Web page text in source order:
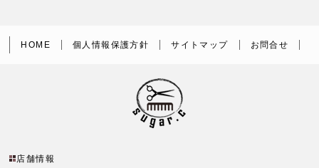
HOME 個人情報保護方針 サイトマップ お問合せ
店舗情報